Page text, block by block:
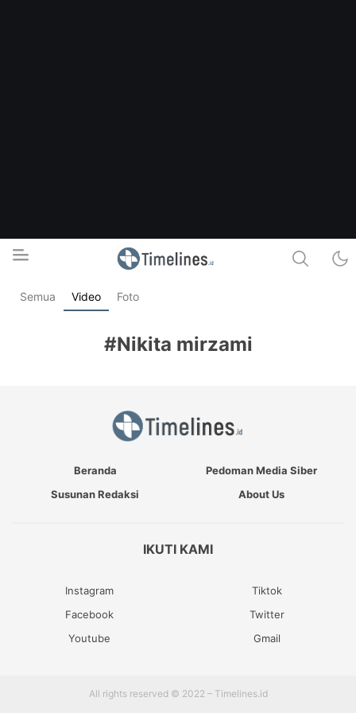
Timelines.id
Media Literasi, Sejarah & Budaya
Semua Video Foto
#Nikita mirzami
Beranda
Pedoman Media Siber
Susunan Redaksi
About Us
IKUTI KAMI
Instagram
Tiktok
Facebook
Twitter
Youtube
Gmail
All rights reserved © 2022 – Timelines.id